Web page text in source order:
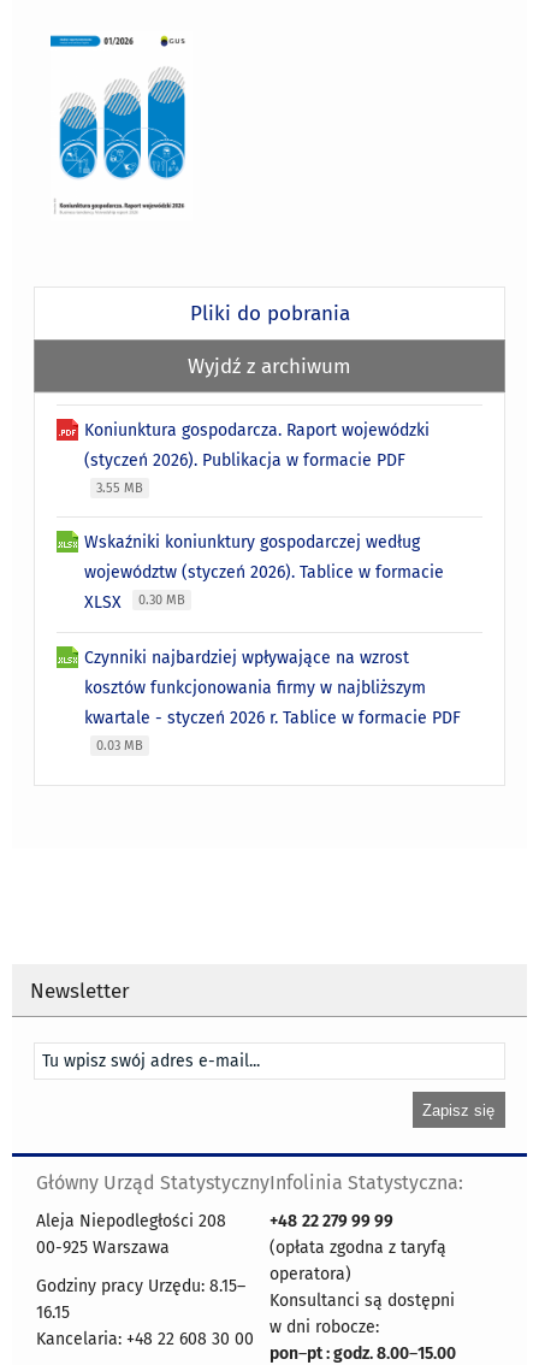
Pliki do pobrania
Wyjdź z archiwum
Koniunktura gospodarcza. Raport wojewódzki
(styczeń 2026). Publikacja w formacie PDF
3.55 MB
Wskaźniki koniunktury gospodarczej według
województw (styczeń 2026). Tablice w formacie
XLSX
0.30 MB
Czynniki najbardziej wpływające na wzrost
kosztów funkcjonowania firmy w najbliższym
kwartale - styczeń 2026 r. Tablice w formacie PDF
0.03 MB
Newsletter
Główny Urząd Statystyczny
Aleja Niepodległości 208
00-925 Warszawa
Godziny pracy Urzędu: 8.15–
16.15
Kancelaria: +48 22 608 30 00
Infolinia Statystyczna:
+48 22 279 99 99
(opłata zgodna z taryfą
operatora)
Konsultanci są dostępni
w dni robocze:
pon–pt : godz. 8.00–15.00